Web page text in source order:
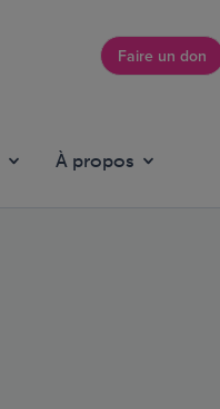
TopFaire un don
À propos